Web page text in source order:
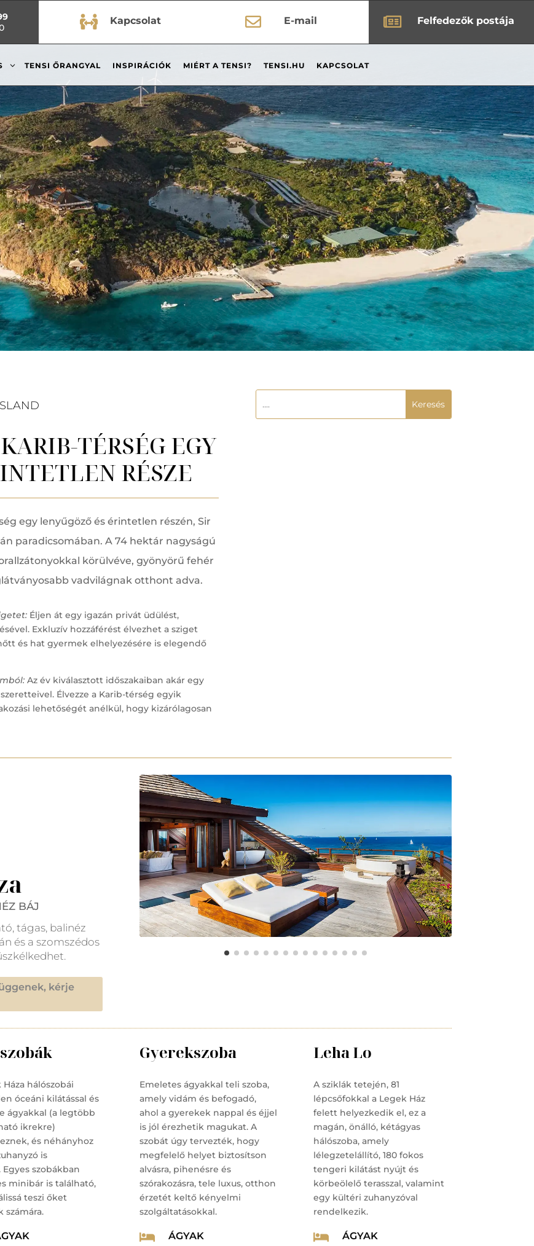
 Kapcsolat  Felfedezők postája
 E-mail
3 TENSI ŐRANGYAL INSPIRÁCIÓK MIÉRT A TENSI? TENSI.HU KAPCSOLAT
TÉRSÉG EGY
RÉSZE
egy lenyűgöző és érintetlen részén, Sir
paradicsomában. A 74 hektár nagyságú
körülvéve, gyönyörű fehér
vadvilágnak otthont adva.
Éljen át egy igazán privát üdülést,
Exkluzív hozzáférést élvezhet a sziget
és hat gyermek elhelyezésére is elegendő
Az év kiválasztott időszakaiban akár egy
Élvezze a Karib-térség egyik
lehetőségét anélkül, hogy kizárólagosan
BÁJ
tágas, balinéz
és a szomszédos
kérje
Háza hálószobái
óceáni kilátással és
ágyakkal (a legtöbb
ikrekre)
és néhányhoz
is
Egyes szobákban
minibár is található,
teszi őket
számára.
Gyerekszoba
Emeletes ágyakkal teli szoba,
amely vidám és befogadó,
ahol a gyerekek nappal és éjjel
is jól érezhetik magukat. A
szobát úgy tervezték, hogy
megfelelő helyet biztosítson
alvásra, pihenésre és
szórakozásra, tele luxus, otthon
érzetét keltő kényelmi
szolgáltatásokkal.
 ÁGYAK
Leha Lo
A sziklák tetején, 81
lépcsőfokkal a Legek Ház
felett helyezkedik el, ez a
magán, önálló, kétágyas
hálószoba, amely
lélegzetelállító, 180 fokos
tengeri kilátást nyújt és
körbeölelő terasszal, valamint
egy kültéri zuhanyzóval
rendelkezik.
 ÁGYAK